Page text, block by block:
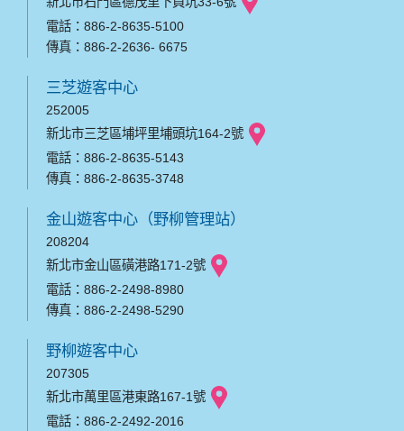
電話：886-2-8635-5100
傳真：886-2-2636- 6675
三芝遊客中心
252005
新北市三芝區埔坪里埔頭坑164-2號
電話：886-2-8635-5143
傳真：886-2-8635-3748
金山遊客中心（野柳管理站）
208204
新北市金山區磺港路171-2號
電話：886-2-2498-8980
傳真：886-2-2498-5290
野柳遊客中心
207305
新北市萬里區港東路167-1號
電話：886-2-2492-2016